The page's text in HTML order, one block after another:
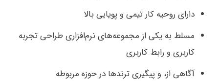
دارای روحیه کار تیمی و پویایی بالا
مسلط به یکی از مجموعه‌های نرم‌افزاری طراحی تجربه
کاربری و رابط کاربری
آگاهی از، و پیگیری ترندها در حوزه مربوطه